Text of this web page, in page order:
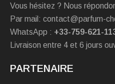
Vous hésitez ? Nous
Par mail: contact@parfum-
WhatsApp : +33-759-621-
Livraison entre 4 et 6 jours
PARTENAIRE